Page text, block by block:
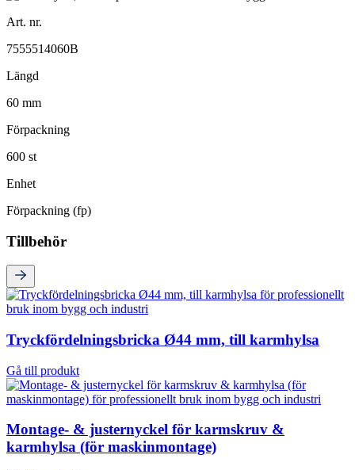
Art. nr.
7555514060B
Längd
60 mm
Förpackning
600 st
Enhet
Förpackning (fp)
Tillbehör
Tryckfördelningsbricka Ø44 mm, till karmhylsa
Gå till produkt
Montage- & justernyckel för karmskruv &
karmhylsa (för maskinmontage)